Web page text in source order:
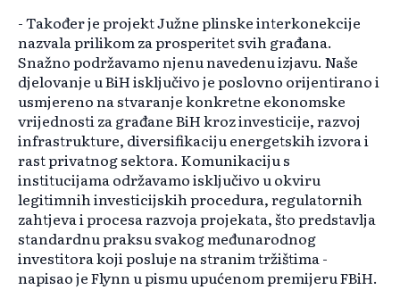
- Također je projekt Južne plinske interkonekcije
nazvala prilikom za prosperitet svih građana.
Snažno podržavamo njenu navedenu izjavu. Naše
djelovanje u BiH isključivo je poslovno orijentirano i
usmjereno na stvaranje konkretne ekonomske
vrijednosti za građane BiH kroz investicije, razvoj
infrastrukture, diversifikaciju energetskih izvora i
rast privatnog sektora. Komunikaciju s
institucijama održavamo isključivo u okviru
legitimnih investicijskih procedura, regulatornih
zahtjeva i procesa razvoja projekata, što predstavlja
standardnu praksu svakog međunarodnog
investitora koji posluje na stranim tržištima -
napisao je Flynn u pismu upućenom premijeru FBiH.